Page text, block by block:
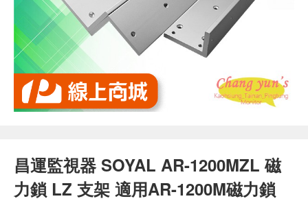
昌運監視器 SOYAL AR-1200MZL 磁
力鎖 LZ 支架 適用AR-1200M磁力鎖